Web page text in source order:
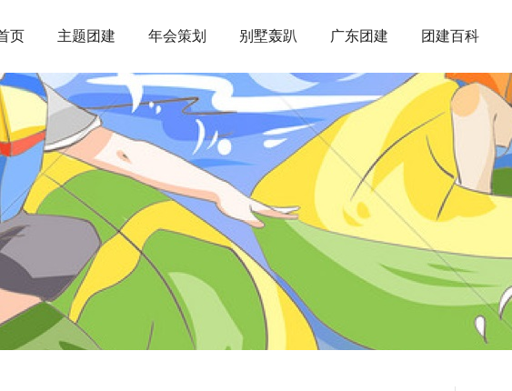
页 主题团建 年会策划 别墅轰趴 广东团建 团建百科